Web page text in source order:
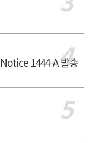
1444-A 발송